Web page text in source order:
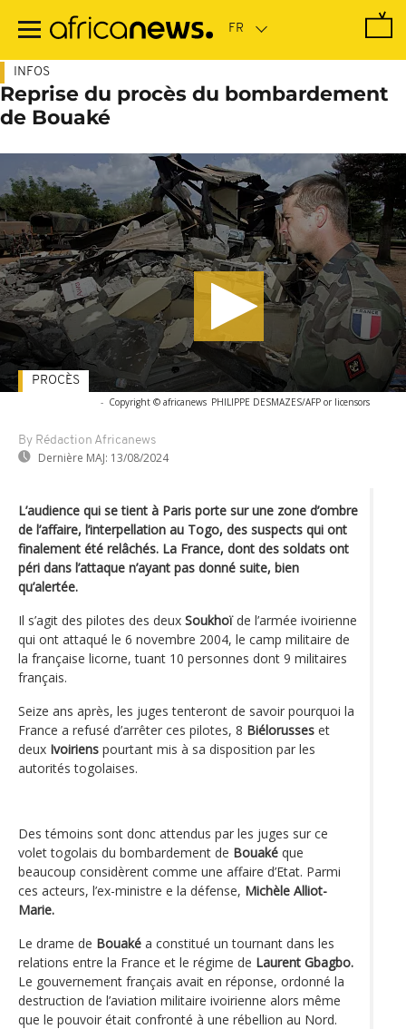
contenu
INFOS
Reprise du procès du bombardement
de Bouaké
- Copyright © africanews PHILIPPE DESMAZES/AFP or licensors
By Rédaction Africanews
Dernière MAJ: 13/08/2024
PROCÈS
L’audience qui se tient à Paris porte sur une zone d’ombre
de l’affaire, l’interpellation au Togo, des suspects qui ont
finalement été relâchés. La France, dont des soldats ont
péri dans l’attaque n’ayant pas donné suite, bien
qu’alertée.
Il s’agit des pilotes des deux Soukhoïde l’armée ivoirienne
qui ont attaqué le 6 novembre 2004, le camp militaire de
la française licorne, tuant 10 personnes dont 9 militaires
français.
Seize ans après, les juges tenteront de savoir pourquoi la
France a refusé d’arrêter ces pilotes, 8 Biélorusses et
deux Ivoiriens pourtant mis à sa disposition par les
autorités togolaises.
Des témoins sont donc attendus par les juges sur ce
volet togolais du bombardement de Bouaké que
beaucoup considèrent comme une affaire d’Etat. Parmi
ces acteurs, l’ex-ministre e la défense, Michèle Alliot-
Marie.
Le drame de Bouaké a constitué un tournant dans les
relations entre la France et le régime de Laurent Gbagbo.
Le gouvernement français avait en réponse, ordonné la
destruction de l’aviation militaire ivoirienne alors même
que le pouvoir était confronté à une rébellion au Nord.